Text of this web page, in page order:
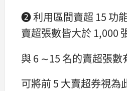
➋ 利用區間賣超 15 功
賣超張數皆大於 1,000
與 6 ∼15 名的賣超張數
可將前 5 大賣超券視為